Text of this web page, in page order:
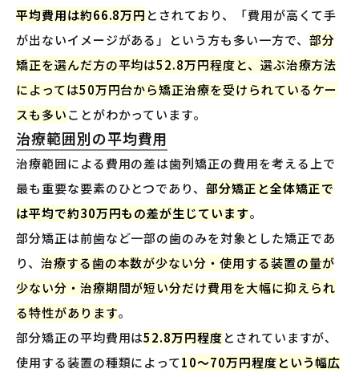
平均費用は約66.8万円 とされており、「費用が高くて手
が出ないイメージがある」という方も多い一方で、 部分
矯正を選んだ方の平均は52.8万円程度と、選ぶ治療方法
によっては50万円台から矯正治療を受けられているケー
スも多いことがわかっています。
治療範囲別の平均費用
治療範囲による費用の差は歯列矯正の費用を考える上で
最も重要な要素のひとつであり、部分矯正と全体矯正で
は平均で約30万円もの差が生じています。
部分矯正は前歯など一部の歯のみを対象とした矯正であ
り、 治療する歯の本数が少ない分・使用する装置の量が
少ない分・治療期間が短い分だけ費用を大幅に抑えられ
る特性があります。
部分矯正の平均費用は52.8万円程度とされていますが、
使用する装置の種類によって10〜70万円程度という幅広